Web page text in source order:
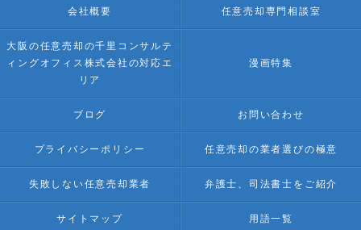
会社概要 任意売却専門相談室
大阪の任意売却の千里コンサルテ
ィングオフィス株式会社の対応エ
リア
漫画特集
ブログ お問い合わせ
プライバシーポリシー 任意売却の業者選びの極意
失敗しない任意売却業者 弁護士、司法書士をご紹介
サイトマップ 用語一覧